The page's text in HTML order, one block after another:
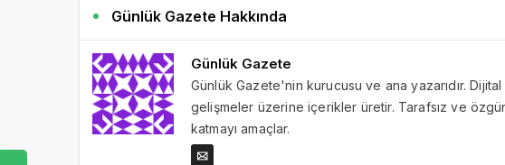
Günlük Gazete Hakkında
Günlük Gazete
Günlük Gazete'nin kurucusu ve ana yazarıdır.
gelişmeler üzerine içerikler üretir. Tarafsız ve
katmayı amaçlar.